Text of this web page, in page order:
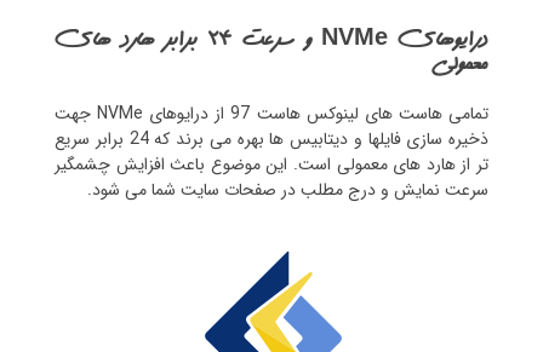
درایوهای NVMe و سرعت 24 برابر هارد های
معمولی
تمامی هاست های لینوکس هاست 97 از درایوهای NVMe جهت
ذخیره سازی فایلها و دیتابیس ها بهره می برند که 24 برابر سریع
تر از هارد های معمولی است. این موضوع باعث افزایش چشمگیر
سرعت نمایش و درج مطلب در صفحات سایت شما می شود.